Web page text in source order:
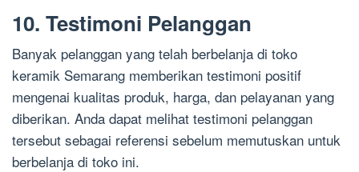
10. Testimoni Pelanggan
Banyak pelanggan yang telah berbelanja di toko
keramik Semarang memberikan testimoni positif
mengenai kualitas produk, harga, dan pelayanan yang
diberikan. Anda dapat melihat testimoni pelanggan
tersebut sebagai referensi sebelum memutuskan untuk
berbelanja di toko ini.